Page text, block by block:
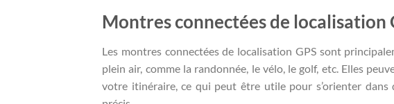
Montres connectées de localisation
Les montres connectées de localisation GPS sont
plein air, comme la randonnée, le vélo, le golf, etc. Elles
votre itinéraire, ce qui peut être utile pour s’orienter